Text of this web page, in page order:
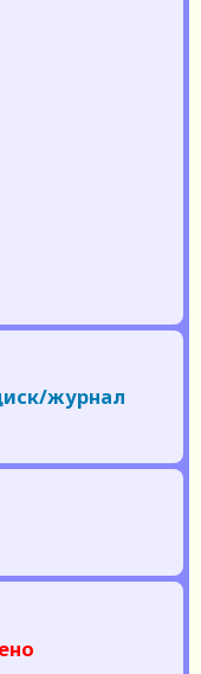
журнал